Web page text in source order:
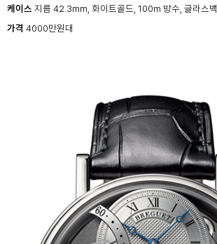
케이스 지름 42.3mm, 화이트골드, 100m 방수, 글라스백
가격 4000만원대